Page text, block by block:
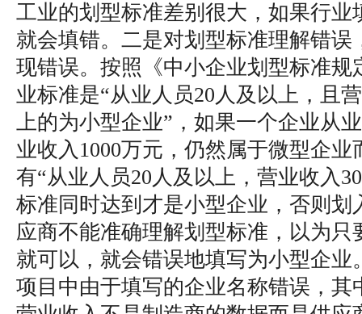
工业的划型标准差别很大，如果行业
就会填错。二是对划型标准理解错误
现错误。按照《中小企业划型标准规
业标准是“从业人员20人及以上，且
上的为小型企业”，如果一个企业从
业收入1000万元，仍然属于微型企
有“从业人员20人及以上，营业收入
标准同时达到才是小型企业，否则划
应商不能准确理解划型标准，以为只
就可以，就会错误地填写为小型企业
项目中由于填写的企业名称错误，其